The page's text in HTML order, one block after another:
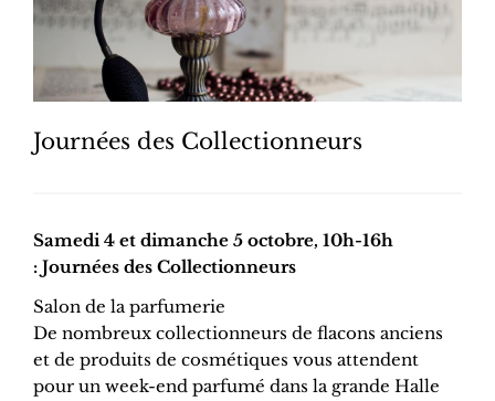
Journées des Collectionneurs
Samedi 4 et dimanche 5 octobre, 10h-16h
: Journées des Collectionneurs
Salon de la parfumerie
De nombreux collectionneurs de flacons anciens
et de produits de cosmétiques vous attendent
pour un week-end parfumé dans la grande Halle